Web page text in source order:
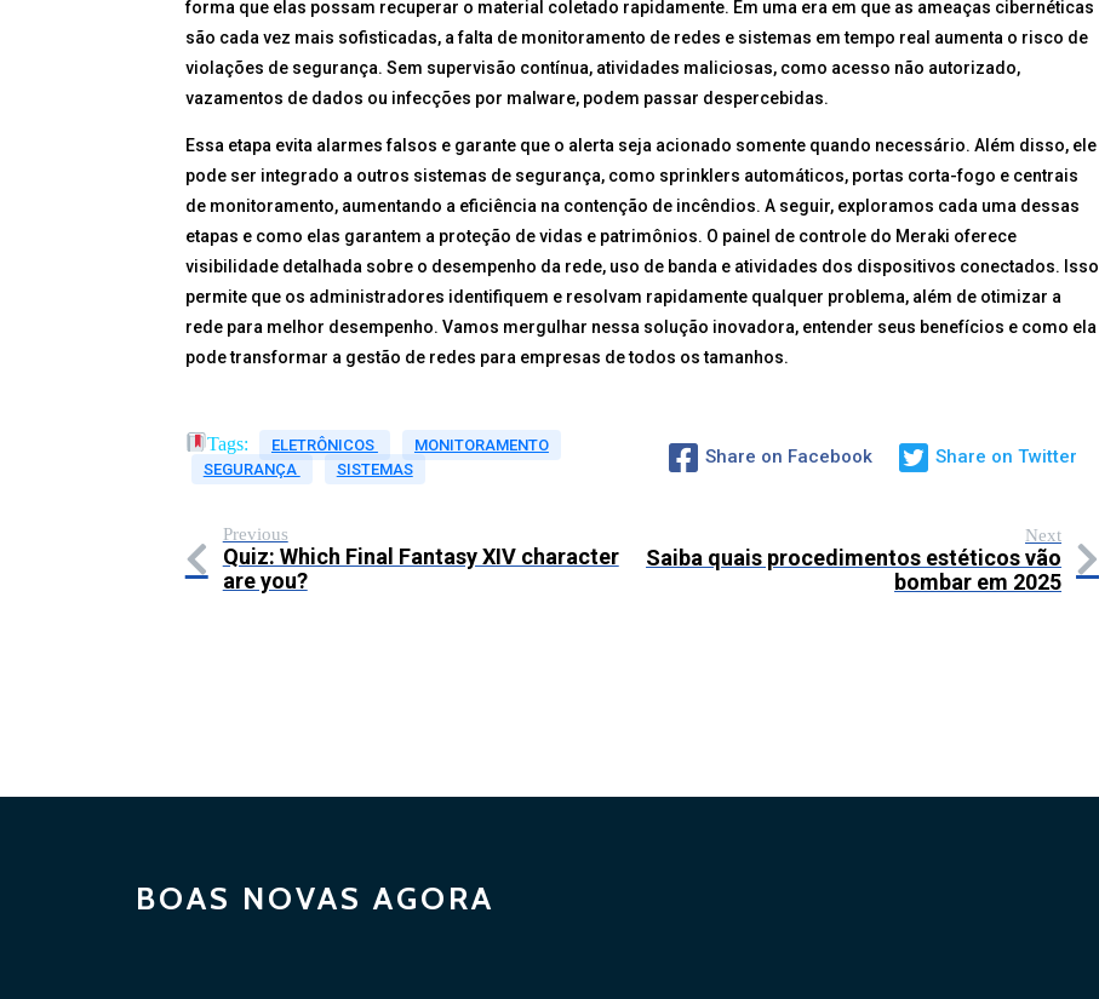
forma que elas possam recuperar o material coletado rapidamente. Em uma era em que as ameaças cibernéticas
são cada vez mais sofisticadas, a falta de monitoramento de redes e sistemas em tempo real aumenta o risco de
violações de segurança. Sem supervisão contínua, atividades maliciosas, como acesso não autorizado,
vazamentos de dados ou infecções por malware, podem passar despercebidas.
Essa etapa evita alarmes falsos e garante que o alerta seja acionado somente quando necessário. Além disso, ele
pode ser integrado a outros sistemas de segurança, como sprinklers automáticos, portas corta-fogo e centrais
de monitoramento, aumentando a eficiência na contenção de incêndios. A seguir, exploramos cada uma dessas
etapas e como elas garantem a proteção de vidas e patrimônios. O painel de controle do Meraki oferece
visibilidade detalhada sobre o desempenho da rede, uso de banda e atividades dos dispositivos conectados. Isso
permite que os administradores identifiquem e resolvam rapidamente qualquer problema, além de otimizar a
rede para melhor desempenho. Vamos mergulhar nessa solução inovadora, entender seus benefícios e como ela
pode transformar a gestão de redes para empresas de todos os tamanhos.
Tags: ELETRÔNICOS
MONITORAMENTO
SEGURANÇA
SISTEMAS
Share on Facebook Share on Twitter
Previous
Quiz: Which Final Fantasy XIV character
are you?
Next
Saiba quais procedimentos estéticos vão
bombar em 2025
BOAS NOVAS AGORA